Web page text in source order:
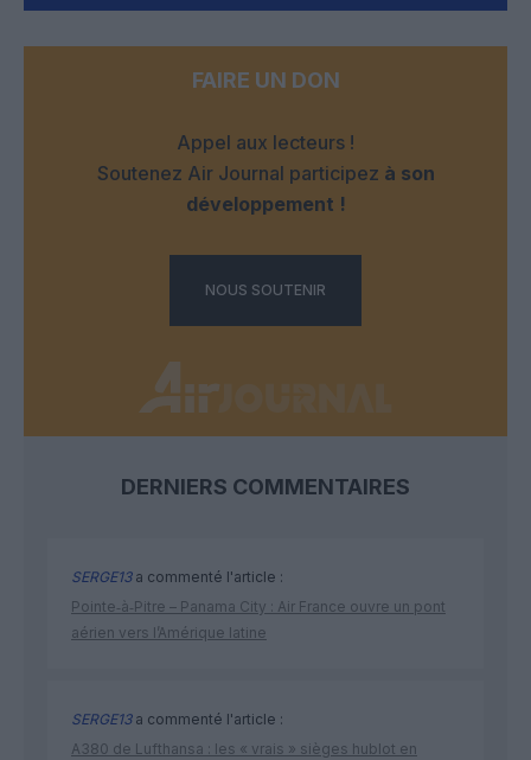
FAIRE UN DON
Appel aux lecteurs !
Soutenez Air Journal participez à son
développement !
NOUS SOUTENIR
DERNIERS COMMENTAIRES
SERGE13a commenté l'article :
Pointe‑à‑Pitre – Panama City : Air France ouvre un pont
aérien vers l’Amérique latine
SERGE13a commenté l'article :
A380 de Lufthansa : les « vrais » sièges hublot en